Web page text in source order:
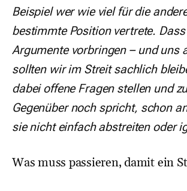
Beispiel wer wie viel für die
bestimmte Position vertrete.
Argumente vorbringen – und uns
sollten wir im Streit sachlich
dabei offene Fragen stellen und
Gegenüber noch spricht, schon
sie nicht einfach abstreiten oder
Was muss passieren, damit ein